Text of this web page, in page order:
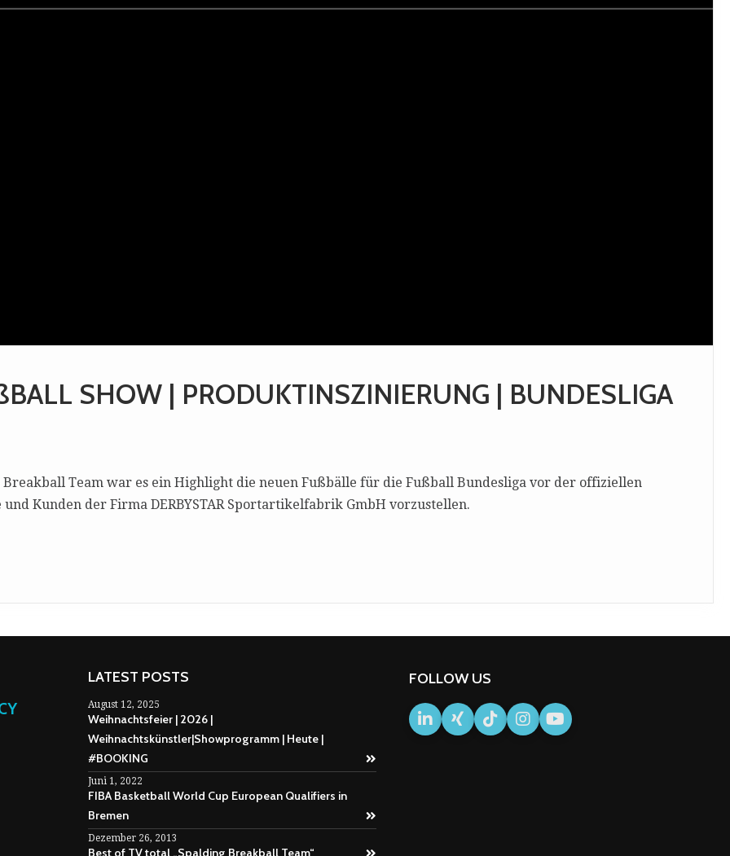
SHOW | PRODUKTINSZINIERUNG | BUNDESLIGA
Breakball Team war es ein Highlight die neuen Fußbälle für die Fußball Bundesliga vor der offiziellen
Kunden der Firma DERBYSTAR Sportartikelfabrik GmbH vorzustellen.
LATEST POSTS
August 12, 2025
Weihnachtsfeier | 2026 |
Weihnachtskünstler|Showprogramm | Heute |
#BOOKING
Juni 1, 2022
FIBA Basketball World Cup European Qualifiers in
Bremen
Dezember 26, 2013
FOLLOW US